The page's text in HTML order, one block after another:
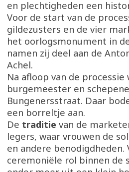
en plechtigheden een
Voor de start van de
gildezusters en de vier
het oorlogsmonument in
namen zij deel aan de
Achel.
Na afloop van de
burgemeester en
Bungenersstraat. Daar
een borreltje aan.
De traditie van de
legers, waar vrouwen de
en andere benodigdheden.
ceremoniële rol binnen